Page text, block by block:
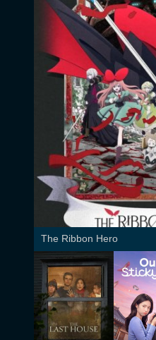
The Ribbon Hero